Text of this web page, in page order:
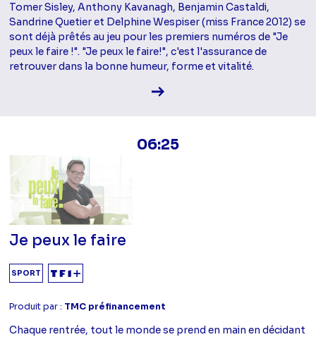
Tomer Sisley, Anthony Kavanagh, Benjamin Castaldi,
Sandrine Quetier et Delphine Wespiser (miss France 2012) se
sont déjà prêtés au jeu pour les premiers numéros de "Je
peux le faire !". "Je peux le faire!", c'est l'assurance de
retrouver dans la bonne humeur, forme et vitalité.
Voir la fiche diffusion
06:25
Je peux le faire
SPORT
Produit par : TMC préfinancement
Chaque rentrée, tout le monde se prend en main en décidant